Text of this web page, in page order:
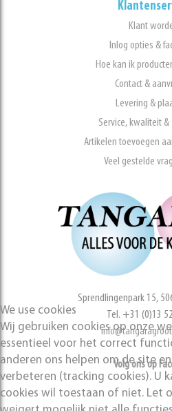
Klant
Inlog opties &
Hoe kan ik
Contact &
Levering &
Service, kwaliteit &
Artikelen toevoegen
Veel gestelde
Sprendlingenpark 15,
Tel. +31 (0)13
Volg ons op
We use cookies
Wij gebruiken cookies op onze
essentieel voor het correct
anderen ons helpen om de site
verbeteren (tracking cookies). U
cookies wil toestaan of niet. Let